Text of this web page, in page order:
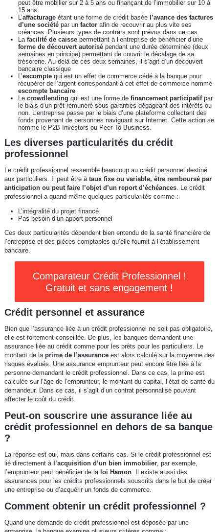
peut être mobilier sur 2 à 5 ans ou finançant de l’immobilier sur 10 à
15 ans
L’affacturageétant une forme de crédit basée l’avance des factures
d’une sociétépar un factorafin de recouvrir au plus vite ses
créances. Plusieurs types de contrats sont prévus dans ce cas
La facilité de caissepermettant à l’entreprise de bénéficier d’une
forme de découvert autorisépendant une durée déterminée (deux
semaines en principe) permettant de couvrir le décalage de sa
trésorerie. Au-delà de ces deux semaines, il s’agit d’un découvert
bancaire classique
L’escompte qui est un effet de commerce cédé à la banque pour
récupérer de l’argent correspondant à cet effet de commerce nommé
escompte bancaire
Le crowdlending qui est une forme de financement participatifpar
le biais d’un prêt rémunéré sous garanties dégageant des intérêts ou
non. L’entreprise passe par le biais d’une plateforme collectant des
fonds provenant de personnes naviguant sur Internet. Cette action se
nomme le P2B Investors ou Peer To Business.
Les diverses particularités du crédit
professionnel
Le crédit professionnel ressemble beaucoup au crédit personnel destiné
aux particuliers. Il peut être à taux fixe ou variable, être remboursé par
anticipation ou peut faire l’objet d’un report d’échéances. Le crédit
professionnel a quand même quelques particularités comme :
L’intégralité du projet financé
Pas besoin d’un apport personnel
Ces deux particularités dépendent bien entendu de la santé financière de
l’entreprise et des pièces comptables qu’elle fournit à l’établissement
bancaire.
Comparateur Crédit Professionnel !
Gratuit et sans engagement !
Crédit personnel et assurance
Bien que l’assurance liée à un crédit professionnel ne soit pas obligatoire,
elle est fortement conseillée. De plus, les banques demandent une
assurance liée au crédit comme pour les prêts pour les particuliers. Le
montant de la prime de l’assuranceest alors calculé sur la moyenne des
risques évalués. Une assurance emprunteur peut encore être liée à la
personne demandant le crédit professionnel. Dans ce cas, la prime est
calculée sur l’âge de l’emprunteur, le montant du capital, l’état de santé du
demandeur. Dans ce cas, il s’agit d’un contrat personnalisé pouvant
affecter le coût du crédit.
Peut-on souscrire une assurance liée au
crédit professionnel en dehors de sa banque
?
La réponse est oui, mais dans certains cas. Si le crédit professionnel est
lié directement à l’acquisition d’un bien immobilier, par exemple,
l’emprunteur peut bénéficier de la loi Hamon. Il existe aussi des
assurances pour les crédits professionnels souscrits dans le but de créer
une entreprise ou d’acquérir un fonds de commerce.
Comment obtenir un crédit professionnel ?
Quand une demande de crédit professionnel est déposée par une